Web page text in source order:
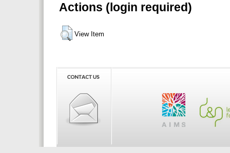
Actions (login required)
View Item